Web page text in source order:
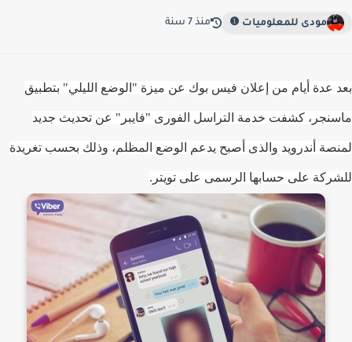
مودى للمعلوميات ❶ منذ 7 سنة
عدة أيام من إعلان فيس بوك عن ميزة "الوضع الليلي" بتطبيق
كشفت خدمة التراسل الفورى "فايبر" عن تحديث جديد
أندرويد والذى أصبح يدعم الوضع المظلم، وذلك بحسب تغريدة
على حسابها الرسمى على تويتر.